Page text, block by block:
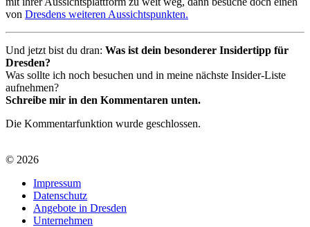
von Dresdens weiteren Aussichtspunkten.
Und jetzt bist du dran: Was ist dein besonderer Insidertipp für
Dresden?
Was sollte ich noch besuchen und in meine nächste Insider-Liste
aufnehmen?
Schreibe mir in den Kommentaren unten.
Die Kommentarfunktion wurde geschlossen.
© 2026
Impressum
Datenschutz
Angebote in Dresden
Unternehmen